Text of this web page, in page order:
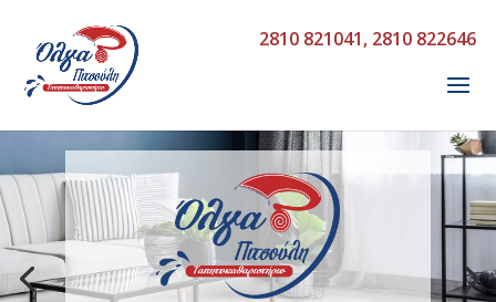
2810 821041, 2810 822646